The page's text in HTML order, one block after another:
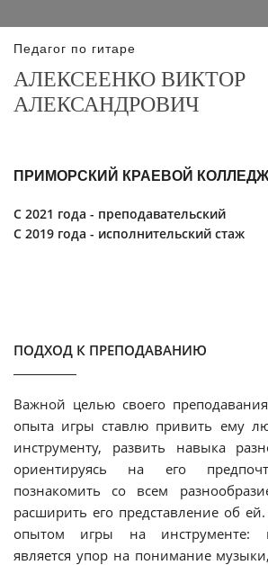
Педагог по гитаре
АЛЕКСЕЕНКО ВИКТОР
АЛЕКСАНДРОВИЧ
ПРИМОРСКИЙ КРАЕВОЙ
С 2021 года - преподавательский
С 2019 года - исполнительский стаж
ПОДХОД К ПРЕПОДАВАНИЮ
Важной целью своего
опыта игры ставлю привить ему
инструменту, развить навыка
ориентируясь на его
познакомить со всем
расширить его представление об
опытом игры на инструменте:
является упор на понимание